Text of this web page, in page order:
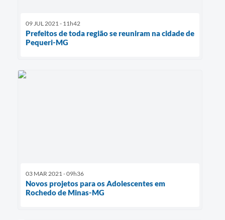
09 JUL 2021 - 11h42
Prefeitos de toda região se reuniram na cidade de
Pequeri-MG
03 MAR 2021 - 09h36
Novos projetos para os Adolescentes em
Rochedo de Minas-MG